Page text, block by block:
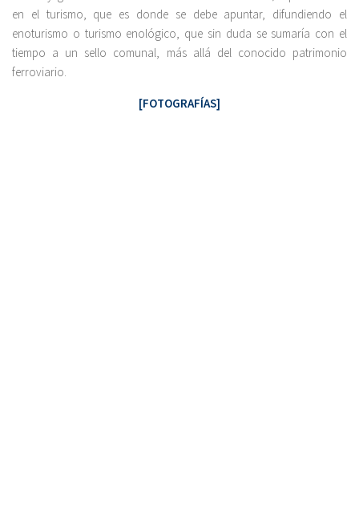
en el turismo, que es donde se debe apuntar, difundiendo el
enoturismo o turismo enológico, que sin duda se sumaría con el
tiempo a un sello comunal, más allá del conocido patrimonio
ferroviario.
[FOTOGRAFÍAS]